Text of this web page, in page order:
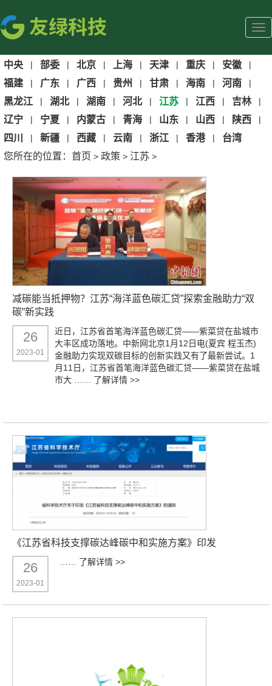
中央 | 部委 | 北京 | 上海 | 天津 | 重庆 | 安徽 |
福建 | 广东 | 广西 | 贵州 | 甘肃 | 海南 | 河南 |
黑龙江 | 湖北 | 湖南 | 河北 | 江苏 | 江西 | 吉林 |
辽宁 | 宁夏 | 内蒙古 | 青海 | 山东 | 山西 | 陕西 |
四川 | 新疆 | 西藏 | 云南 | 浙江 | 香港 |
台湾
您所在的位置： 首页 > 政策 > 江苏 >
减碳能当抵押物？江苏“海洋蓝色碳汇贷”探索金融助力“双
碳”新实践
26
2023-01
近日，江苏省首笔海洋蓝色碳汇贷——紫菜贷在盐城市
大丰区成功落地。中新网北京1月12日电(夏宾 程玉杰)
金融助力实现双碳目标的创新实践又有了最新尝试。1
月11日，江苏省首笔海洋蓝色碳汇贷——紫菜贷在盐城
市大 …… 了解详情 >>
《江苏省科技支撑碳达峰碳中和实施方案》印发
26
2023-01
…… 了解详情 >>